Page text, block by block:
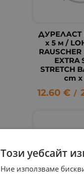
ДУРЕЛАСТ
х 5 м /
EXTRA
STRETCH
сm x
12.60 € /
Този уебсайт
Ние използваме